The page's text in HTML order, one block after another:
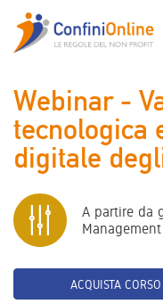
Webinar -
tecnologica
digitale
A partire da
Management
ACQUISTA CORSO